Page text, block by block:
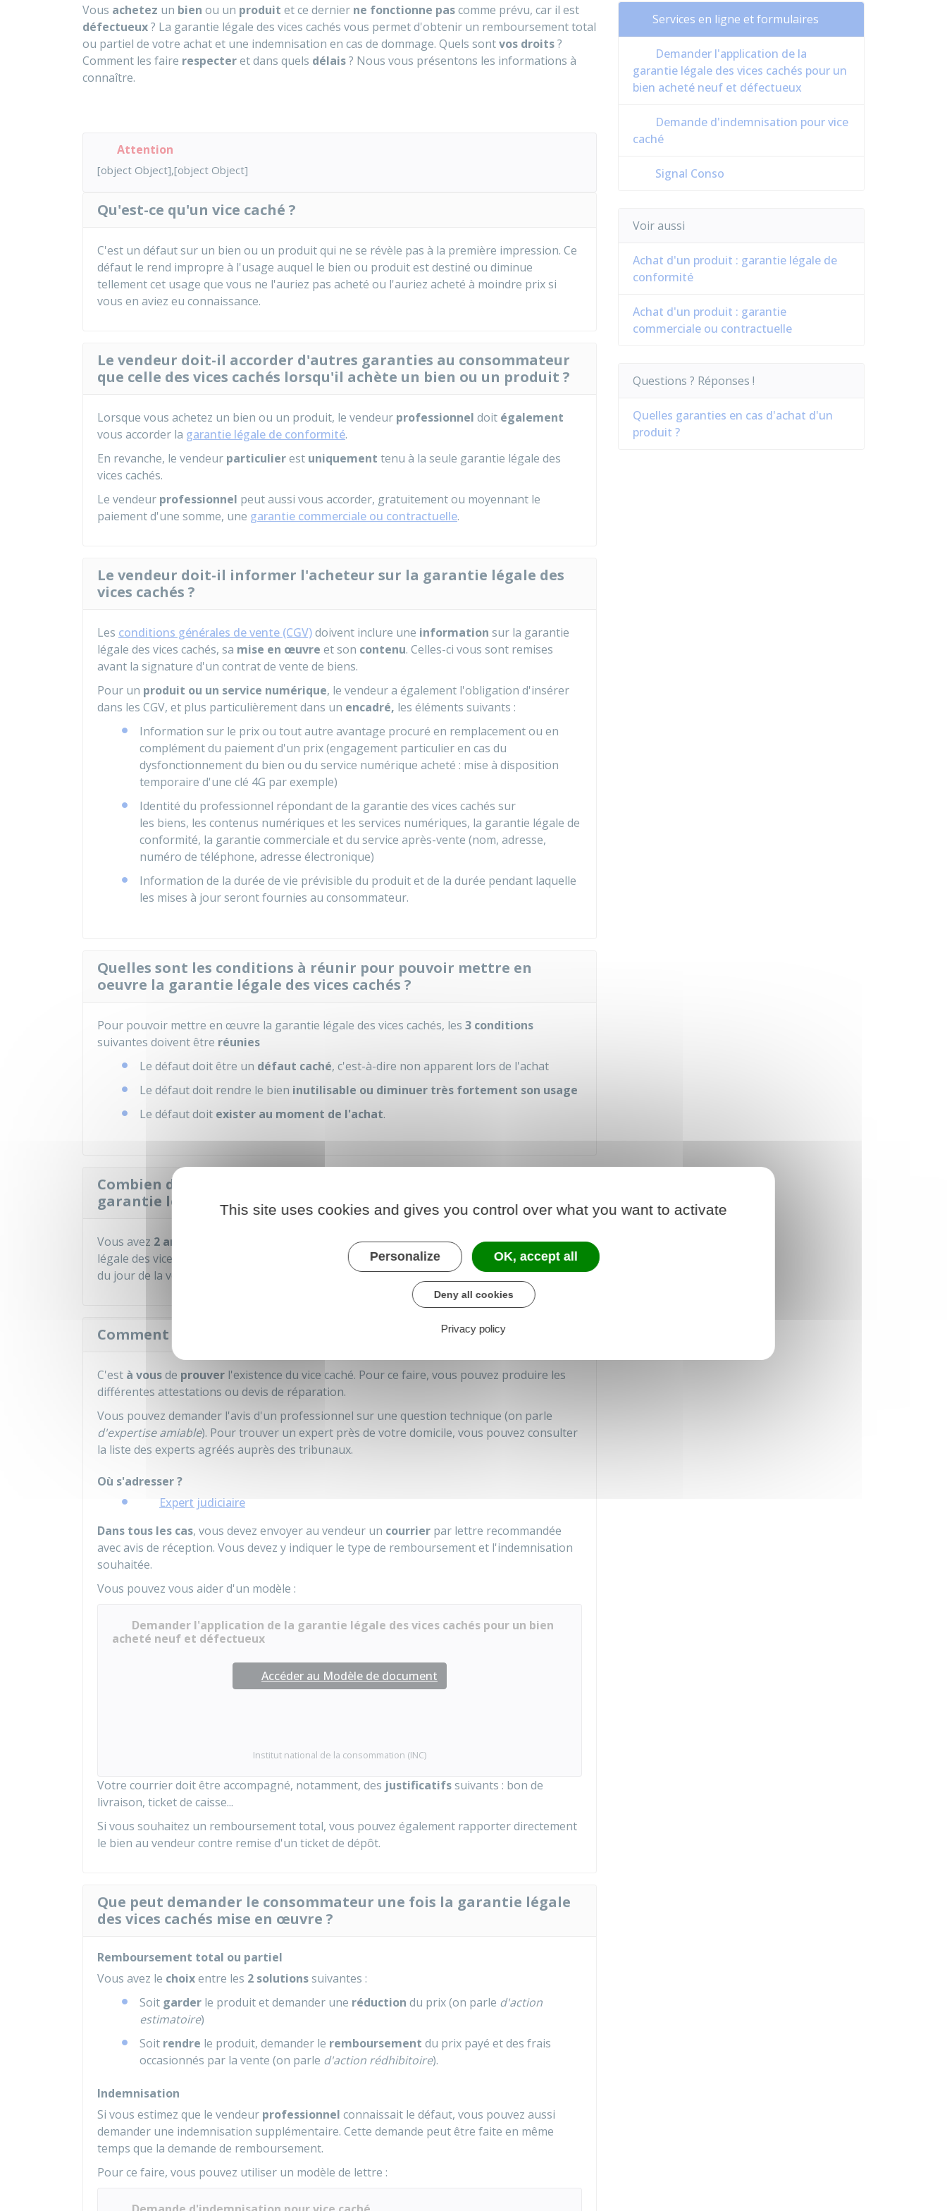
Vous achetez un bien ou un produit et ce dernier ne fonctionne pascomme prévu, car il est
défectueux? La garantie légale des vices cachés vous permet d'obtenir un remboursement total
ou partiel de votre achat et une indemnisation en cas de dommage. Quels sontvos droits?
Comment les faire respecteret dans quels délais? Nous vous présentons les informations à
connaître.
Attention
[object Object],[object Object]
Qu'est-ce qu'un vice caché ?
C'est un défaut sur un bien ou un produit qui ne se révèle pas à la première impression. Ce
défaut le rend impropre à l'usage auquel le bien ou produit est destiné ou diminue
tellement cet usage que vous ne l'auriez pas acheté ou l'auriez acheté à moindre prix si
vous en aviez eu connaissance.
Le vendeur doit-il accorder d'autres garanties au consommateur
que celle des vices cachés lorsqu'il achète un bien ou un produit ?
Lorsque vous achetez un bien ou un produit, le vendeur professionnel doit également
vous accorder la garantie légale de conformité.
En revanche, le vendeur particulierest uniquement tenu à la seule garantie légale des
vices cachés.
Le vendeur professionnel peut aussi vous accorder, gratuitement ou moyennant le
paiement d'une somme, une garantie commerciale ou contractuelle.
Le vendeur doit-il informer l'acheteur sur la garantie légale des
vices cachés ?
Les conditions générales de vente (CGV)doivent inclure une information sur la garantie
légale des vices cachés, sa mise en œuvre et son contenu. Celles-ci vous sont remises
avant la signature d'un contrat de vente de biens.
Pour un produit ou un service numérique, le vendeur a également l'obligation d'insérer
dans les CGV, et plus particulièrement dans un encadré, les éléments suivants :
Information sur le prix ou tout autre avantage procuré en remplacement ou en
complément du paiement d'un prix (engagement particulier en cas du
dysfonctionnement du bien ou du service numérique acheté : mise à disposition
temporaire d'une clé 4G par exemple)
Identité du professionnel répondant de la garantie des vices cachés sur
les biens, les contenus numériques et les services numériques, la garantie légale de
conformité, la garantie commerciale et du service après-vente (nom, adresse,
numéro de téléphone, adresse électronique)
Information de la durée de vie prévisible du produit et de la durée pendant laquelle
les mises à jour seront fournies au consommateur.
Quelles sont les conditions à réunir pour pouvoir mettre en
oeuvre la garantie légale des vices cachés ?
Pour pouvoir mettre en œuvre la garantie légale des vices cachés, les 3 conditions
suivantes doivent être réunies
Le défaut doit être un défaut caché, c'est-à-dire non apparent lors de l'achat
Le défaut doit rendre le bien inutilisable ou diminuer très fortement son usage
Le défaut doit exister au moment de l'achat.
Combien de temps a le consommateur pour mettre en oeuvre la
garantie légale des vices cachés ?
Vous avez 2 ans à partir de la découverte du défautpour mettre en œuvre la garantie
légale des vices cachés. Et ce, dans la limite de
20 ans après l'achat
(c'est-à-dire à compter
du jour de la vente).
Comment faire jouer la garantie légale des vices cachés ?
C'est à vousde prouver l'existence du vice caché. Pour ce faire, vous pouvez produire les
différentes attestations ou devis de réparation.
Vous pouvez demander l'avis d'un professionnel sur une question technique (on parle
d'expertise amiable). Pour trouver un expert près de votre domicile, vous pouvez consulter
la liste des experts agréés auprès des tribunaux.
Où s'adresser ?
Expert judiciaire
Dans tous les cas, vous devez envoyer au vendeur un courrier par lettre recommandée
avec avis de réception. Vous devez y indiquer le type de remboursement et l'indemnisation
souhaitée.
Vous pouvez vous aider d'un modèle :
Demander l'application de la garantie légale des vices cachés pour un bien
acheté neuf et défectueux
Accéder au Modèle de document
Institut national de la consommation (INC)
Votre courrier doit être accompagné, notamment, des justificatifssuivants : bon de
livraison, ticket de caisse...
Si vous souhaitez un remboursement total, vous pouvez également rapporter directement
le bien au vendeur contre remise d'un ticket de dépôt.
Que peut demander le consommateur une fois la garantie légale
des vices cachés mise en œuvre ?
Remboursement total ou partiel
Vous avez le choixentre les 2 solutionssuivantes :
Soit garder le produit et demander une réduction du prix (on parle d'action
estimatoire)
Soit rendre le produit, demander le remboursement du prix payé et des frais
occasionnés par la vente (on parle d'action rédhibitoire).
Indemnisation
Si vous estimez que le vendeur professionnel connaissait le défaut, vous pouvez aussi
demander une indemnisation supplémentaire. Cette demande peut être faite en même
temps que la demande de remboursement.
Pour ce faire, vous pouvez utiliser un modèle de lettre :
Services en ligne et formulaires
Demander l'application de la
garantie légale des vices cachés pour un
bien acheté neuf et défectueux
Demande d'indemnisation pour vice
caché
Signal Conso
Voir aussi
Achat d'un produit : garantie légale de
conformité
Achat d'un produit : garantie
commerciale ou contractuelle
Questions ? Réponses !
Quelles garanties en cas d'achat d'un
produit ?
This site uses cookies and gives you control over what you want to activate
Personalize OK, accept all
Deny all cookies
Privacy policy